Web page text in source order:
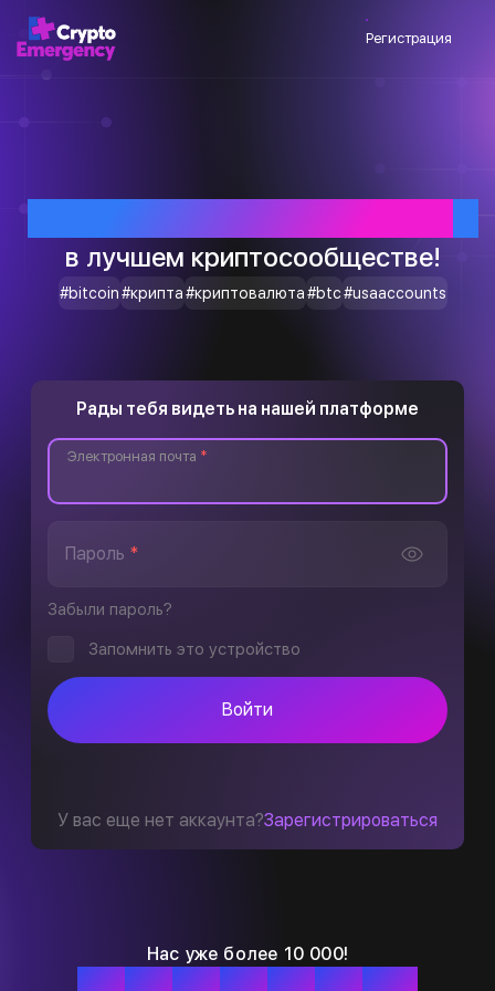
Регистрация
в лучшем криптосообществе!
#bitcoin#крипта#криптовалюта#btc#usaaccounts
Нас уже более 10 000!
Рады тебя видеть на нашей платформе
Электронная почта *
Пароль *
Забыли пароль?
Запомнить это устройство
Войти
У вас еще нет аккаунта?Зарегистрироваться